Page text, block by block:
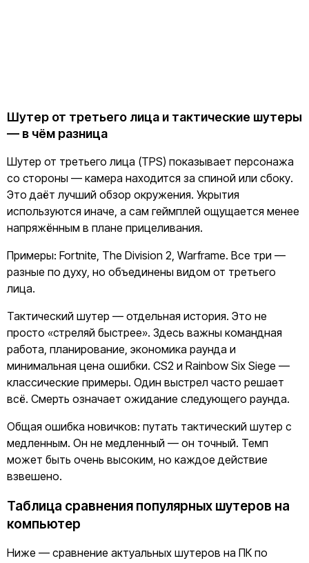
Шутер от третьего лица и тактические шутеры
— в чём разница
Шутер от третьего лица (TPS) показывает персонажа
со стороны — камера находится за спиной или сбоку.
Это даёт лучший обзор окружения. Укрытия
используются иначе, а сам геймплей ощущается менее
напряжённым в плане прицеливания.
Примеры: Fortnite, The Division 2, Warframe. Все три —
разные по духу, но объединены видом от третьего
лица.
Тактический шутер — отдельная история. Это не
просто «стреляй быстрее». Здесь важны командная
работа, планирование, экономика раунда и
минимальная цена ошибки. CS2 и Rainbow Six Siege —
классические примеры. Один выстрел часто решает
всё. Смерть означает ожидание следующего раунда.
Общая ошибка новичков: путать тактический шутер с
медленным. Он не медленный — он точный. Темп
может быть очень высоким, но каждое действие
взвешено.
Таблица сравнения популярных шутеров на
компьютер
Ниже — сравнение актуальных шутеров на ПК по